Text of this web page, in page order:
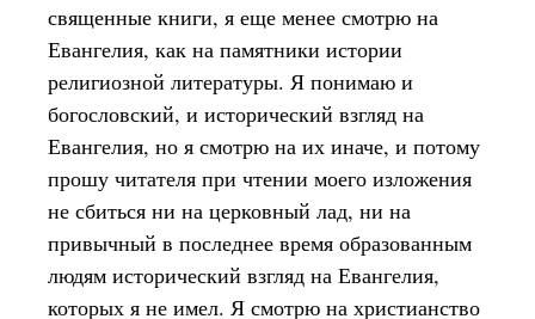
священные книги, я еще менее смотрю на
Евангелия, как на памятники истории
религиозной литературы. Я понимаю и
богословский, и исторический взгляд на
Евангелия, но я смотрю на их иначе, и потому
прошу читателя при чтении моего изложения
не сбиться ни на церковный лад, ни на
привычный в последнее время образованным
людям исторический взгляд на Евангелия,
которых я не имел. Я смотрю на христианство